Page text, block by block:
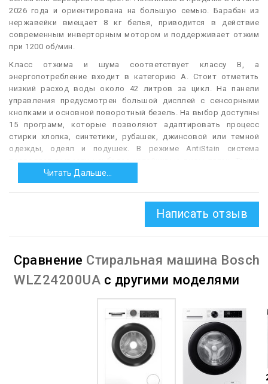
2026 года и ориентирована на большую семью. Барабан из
нержавейки вмещает 8 кг белья, приводится в действие
современным инверторным мотором и поддерживает отжим
при 1200 об/мин.
Класс отжима и шума соответствует классу B, а
энергопотребление входит в категорию A. Стоит отметить
низкий расход воды около 42 литров за цикл. На панели
управления предусмотрен большой дисплей с сенсорными
кнопками и основной поворотный безель. На выбор доступны
15 программ, которые позволяют адаптировать процесс
стирки хлопка, синтетики, рубашек, джинсовой или темной
одежды, одеял и подушек. В режиме AntiStain система
позволяет вывести наиболее устойчивые виды пятен. Также
реализованы несколько шаблонов быстрой стирки.
Читать Дальше...
Написать отзыв
Сравнение Стиральная машина Bosch
WLZ24200UA с другими моделями